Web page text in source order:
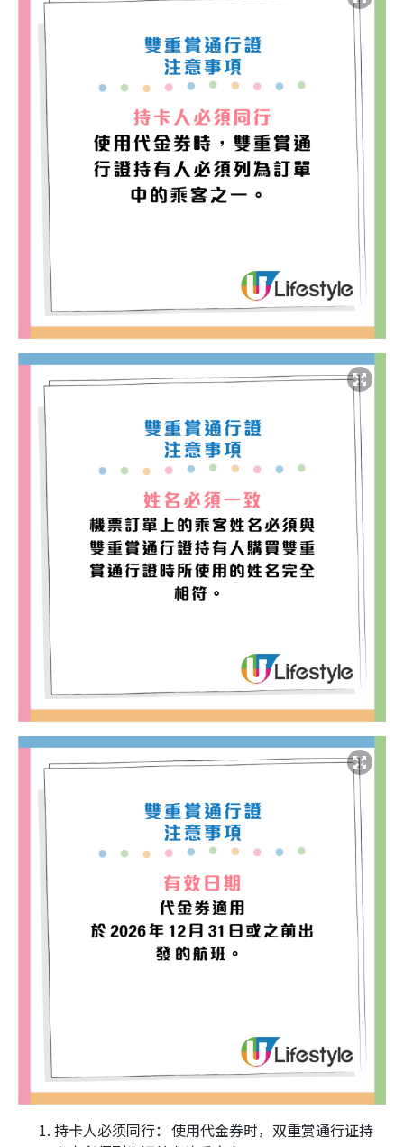
持卡人必须同行： 使用代金券时，双重赏通行证持